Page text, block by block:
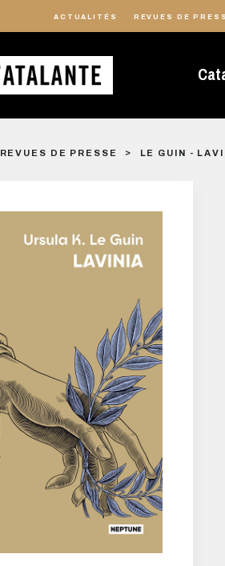
ACTUALITÉS REVUES DE
REVUES DE PRESSE LE GUIN -